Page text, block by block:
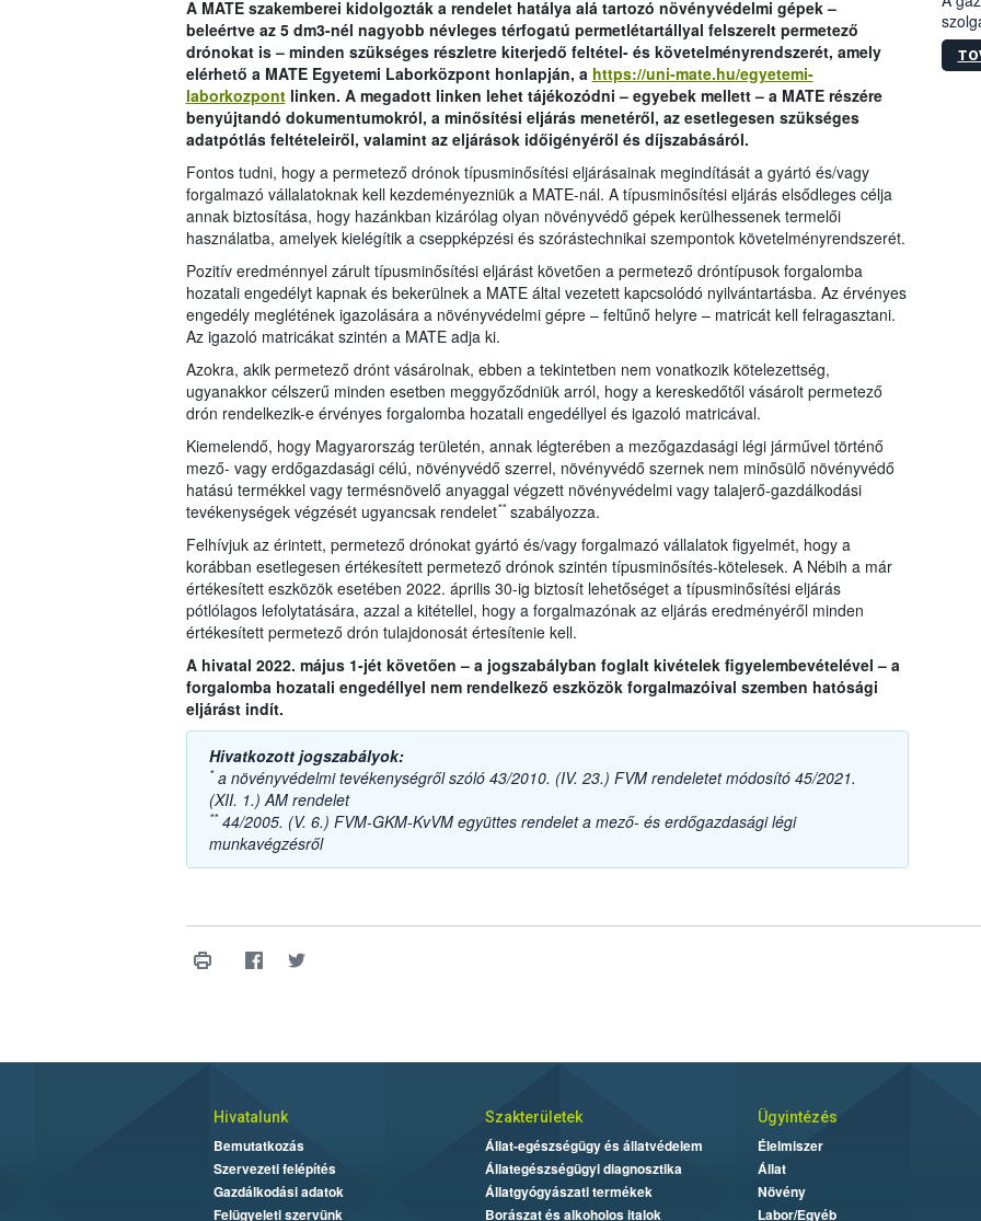
A MATE szakemberei kidolgozták a rendelet hatálya alá tartozó növényvédelmi gépek –
beleértve az 5 dm3-nél nagyobb névleges térfogatú permetlétartállyal felszerelt permetező
drónokat is – minden szükséges részletre kiterjedő feltétel- és követelményrendszerét, amely
elérhető a MATE Egyetemi Laborközpont honlapján, a https://uni-mate.hu/egyetemi-
laborkozpontlinken. A megadott linken lehet tájékozódni – egyebek mellett – a MATE részére
benyújtandó dokumentumokról, a minősítési eljárás menetéről, az esetlegesen szükséges
adatpótlás feltételeiről, valamint az eljárások időigényéről és díjszabásáról.
Fontos tudni, hogy a permetező drónok típusminősítési eljárásainak megindítását a gyártó és/vagy
forgalmazó vállalatoknak kell kezdeményezniük a MATE-nál. A típusminősítési eljárás elsődleges célja
annak biztosítása, hogy hazánkban kizárólag olyan növényvédő gépek kerülhessenek termelői
használatba, amelyek kielégítik a cseppképzési és szórástechnikai szempontok követelményrendszerét.
Pozitív eredménnyel zárult típusminősítési eljárást követően a permetező dróntípusok forgalomba
hozatali engedélyt kapnak és bekerülnek a MATE által vezetett kapcsolódó nyilvántartásba. Az érvényes
engedély meglétének igazolására a növényvédelmi gépre – feltűnő helyre – matricát kell felragasztani.
Az igazoló matricákat szintén a MATE adja ki.
Azokra, akik permetező drónt vásárolnak, ebben a tekintetben nem vonatkozik kötelezettség,
ugyanakkor célszerű minden esetben meggyőződniük arról, hogy a kereskedőtől vásárolt permetező
drón rendelkezik-e érvényes forgalomba hozatali engedéllyel és igazoló matricával.
Kiemelendő, hogy Magyarország területén, annak légterében a mezőgazdasági légi járművel történő
mező- vagy erdőgazdasági célú, növényvédő szerrel, növényvédő szernek nem minősülő növényvédő
hatású termékkel vagy termésnövelő anyaggal végzett növényvédelmi vagy talajerő-gazdálkodási
tevékenységek végzését ugyancsak rendelet**szabályozza.
Felhívjuk az érintett, permetező drónokat gyártó és/vagy forgalmazó vállalatok figyelmét, hogy a
korábban esetlegesen értékesített permetező drónok szintén típusminősítés-kötelesek. A Nébih a már
értékesített eszközök esetében 2022. április 30-ig biztosít lehetőséget a típusminősítési eljárás
pótlólagos lefolytatására, azzal a kitétellel, hogy a forgalmazónak az eljárás eredményéről minden
értékesített permetező drón tulajdonosát értesítenie kell.
A hivatal 2022. május 1-jét követően – a jogszabályban foglalt kivételek figyelembevételével – a
forgalomba hozatali engedéllyel nem rendelkező eszközök forgalmazóival szemben hatósági
eljárást indít.
Hivatkozott jogszabályok:
*a növényvédelmi tevékenységről szóló 43/2010. (IV. 23.) FVM rendeletet módosító 45/2021.
(XII. 1.) AM rendelet
**44/2005. (V. 6.) FVM-GKM-KvVM együttes rendelet a mező- és erdőgazdasági légi
munkavégzésről
nem
Hivatalunk
Bemutatkozás
Szervezeti felépítés
Gazdálkodási adatok
Felügyeleti szervünk
Szakterületek
Állat-egészségügy és állatvédelem
Állategészségügyi diagnosztika
Állatgyógyászati termékek
Borászat és alkoholos italok
Ügyintézés
Élelmiszer
Állat
Növény
Labor/Egyéb